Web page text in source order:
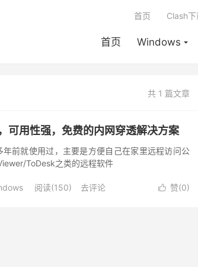
首页 Windows
首页 Clash
共 1 篇文章
可用性强，免费的内网穿透解决方案
前就使用过，主要是方便自己在家里远程访问公
ToDesk之类的远程软件
 赞(0)
阅读(150) 去评论